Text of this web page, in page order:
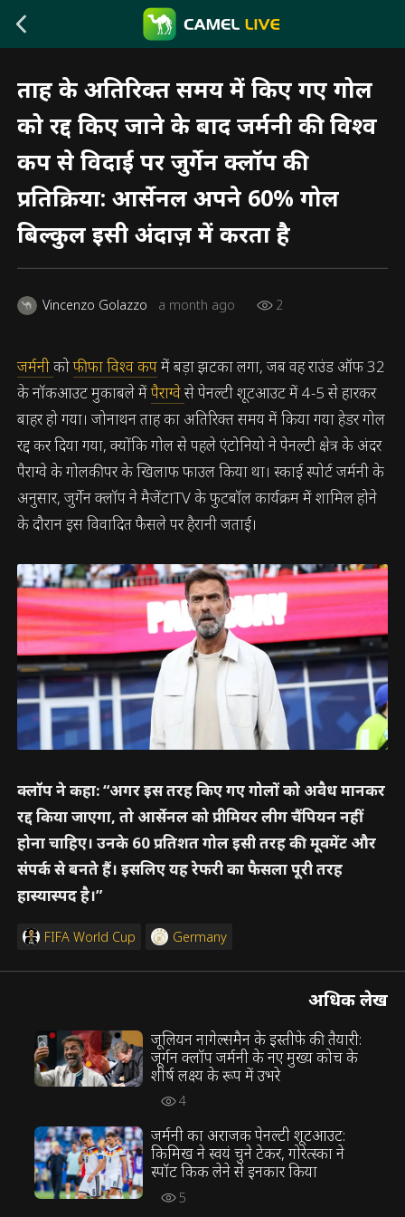
ताह के अतिरिक्त समय में किए गए गोल
को रद्द किए जाने के बाद जर्मनी की विश्व
कप से विदाई पर जुर्गेन क्लॉप की
प्रतिक्रिया: आर्सेनल अपने 60% गोल
बिल्कुल इसी अंदाज़ में करता है
Vincenzo Golazzo a month ago 2
जर्मनीकोफीफा विश्व कपमें बड़ा झटका लगा, जब वह राउंड ऑफ 32
के नॉकआउट मुकाबले मेंपैराग्वेसे पेनल्टी शूटआउट में 4-5 से हारकर
बाहर हो गया। जोनाथन ताह का अतिरिक्त समय में किया गया हेडर गोल
रद्द कर दिया गया, क्योंकि गोल से पहले एंटोनियो ने पेनल्टी क्षेत्र के अंदर
पैराग्वे के गोलकीपर के खिलाफ फाउल किया था। स्काई स्पोर्ट जर्मनी के
अनुसार, जुर्गेन क्लॉप ने मैजेंटाTV के फुटबॉल कार्यक्रम में शामिल होने
के दौरान इस विवादित फैसले पर हैरानी जताई।
क्लॉप ने कहा: “अगर इस तरह किए गए गोलों को अवैध मानकर
रद्द किया जाएगा, तो आर्सेनल को प्रीमियर लीग चैंपियन नहीं
होना चाहिए। उनके 60 प्रतिशत गोल इसी तरह की मूवमेंट और
संपर्क से बनते हैं। इसलिए यह रेफरी का फैसला पूरी तरह
हास्यास्पद है।”
FIFA World Cup Germany
अधिक लेख
जूलियन नागेल्समैन के इस्तीफे की तैयारी:
जूर्गन क्लॉप जर्मनी के नए मुख्य कोच के
शीर्ष लक्ष्य के रूप में उभरे
4
जर्मनी का अराजक पेनल्टी शूटआउट:
किमिख ने स्वयं चुने टेकर, गोरेत्स्का ने
स्पॉट किक लेने से इनकार किया
5